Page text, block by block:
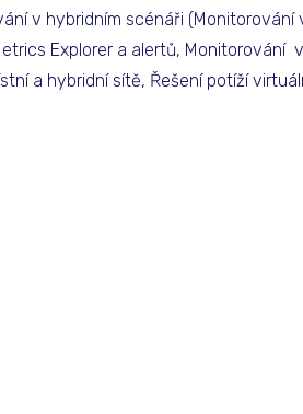
v hybridním scénáři
Explorer a alertů, Monitorování
a hybridní sítě, Řešení potíží